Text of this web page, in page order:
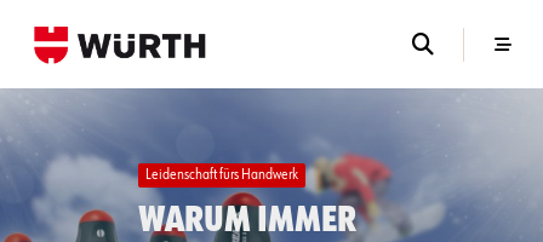
Leidenschaft fürs Handwerk
Warum immer